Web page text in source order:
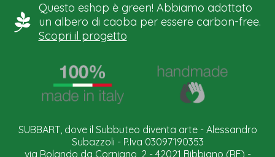
Questo eshop è green! Abbiamo adottato
un albero di caoba per essere carbon-free.
Scopri il progetto
SUBBART, dove il Subbuteo diventa arte - Alessandro
Subazzoli - P.Iva 03097190353
via Rolando da Corniano, 2 - 42021 Bibbiano (RE) -